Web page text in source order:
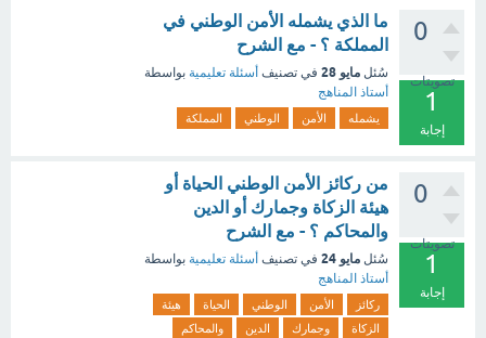
0
تصويتات
1
إجابة
ما الذي يشمله الأمن الوطني في
المملكة ؟ - مع الشرح
سُئل مايو 28 في تصنيف أسئلة تعليمية بواسطة
أستاذ المناهج
يشمله الأمن الوطني المملكة
0
تصويتات
1
إجابة
‏من ركائز الأمن الوطني الحياة أو
هيئة الزكاة وجمارك أو الدين
والمحاكم ؟ - مع الشرح
سُئل مايو 24 في تصنيف أسئلة تعليمية بواسطة
أستاذ المناهج
ركائز الأمن الوطني الحياة
هيئة
الزكاة
وجمارك الدين والمحاكم